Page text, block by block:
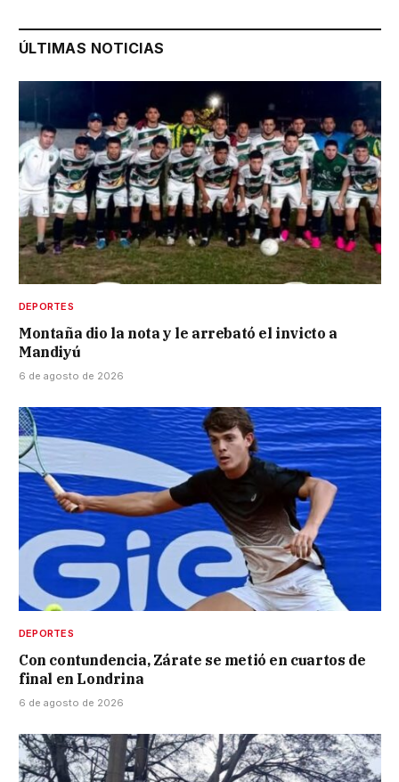
ÚLTIMAS NOTICIAS
DEPORTES
Montaña dio la nota y le arrebató el invicto a
Mandiyú
6 de agosto de 2026
DEPORTES
Con contundencia, Zárate se metió en cuartos de
final en Londrina
6 de agosto de 2026